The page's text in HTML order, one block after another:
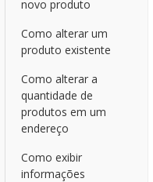
novo produto
Como alterar um
produto existente
Como alterar a
quantidade de
produtos em um
endereço
Como exibir
informações